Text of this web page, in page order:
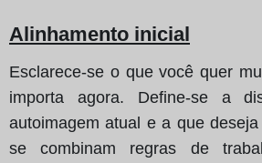
Alinhamento inicial
Esclarece-se o que você quer
importa agora. Define-se a
autoimagem atual e a que deseja
se combinam regras de